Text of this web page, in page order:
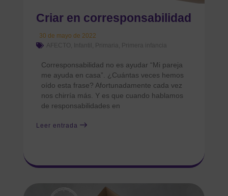
Criar en corresponsabilidad
30 de mayo de 2022
AFECTO
Infantil Primaria Primera infancia
Corresponsabilidad no es ayudar “Mi pareja
me ayuda en casa”. ¿Cuántas veces hemos
oído esta frase? Afortunadamente cada vez
nos chirría más. Y es que cuando hablamos
de responsabilidades en
Leer entrada